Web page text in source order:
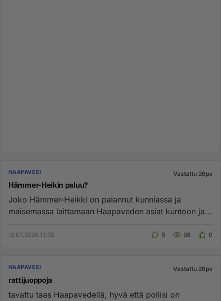
HAAPAVESI Vastattu 26pv
Hämmer-Heikin paluu?
Joko Hämmer-Heikki on palannut kunniassa ja
maisemassa laittamaan Haapaveden asiat kuntoon ja
12.07.2026 13:35 5 98 0
HAAPAVESI Vastattu 26pv
rattijuoppoja
tavattu taas Haapavedellä, hyvä että poliisi on